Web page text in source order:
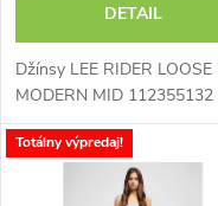
o
d
u
d
u
DETAIL
Džínsy LEE RIDER LOOSE
MODERN MID 112355132
Totálny výpredaj!